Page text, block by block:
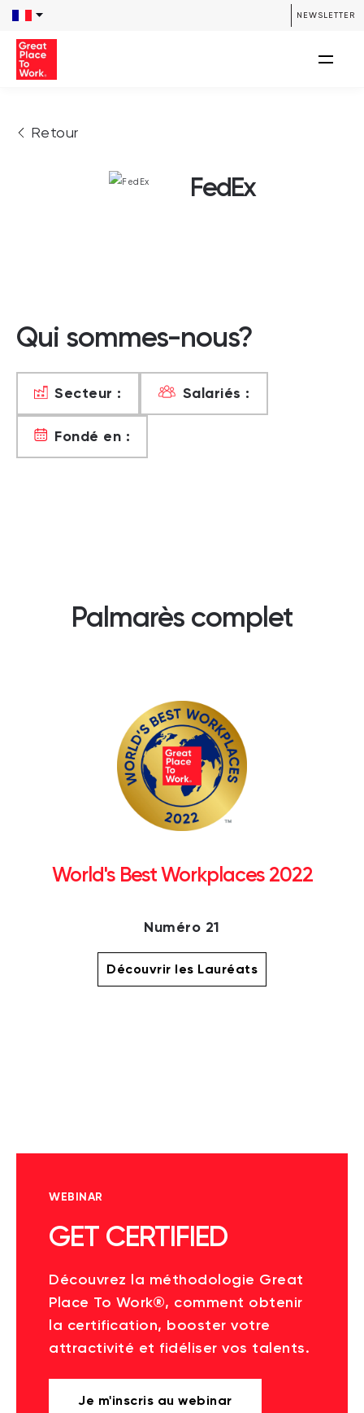
NEWSLETTER
Retour
FedEx
Qui sommes-nous?
Secteur : Salariés :
Fondé en :
Palmarès complet
World's Best Workplaces 2022
Numéro 21
Découvrir les Lauréats
WEBINAR
GET CERTIFIED
Découvrez la méthodologie Great
Place To Work®, comment obtenir
la certification, booster votre
attractivité et fidéliser vos talents.
Je m'inscris au webinar